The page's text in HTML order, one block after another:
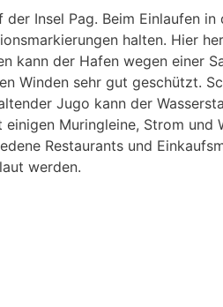
Insel Pag. Beim Einlaufen
halten. Hier
kann der Hafen wegen einer
Winden sehr gut geschützt.
Jugo kann der
Muringleine, Strom und
Restaurants und
werden.